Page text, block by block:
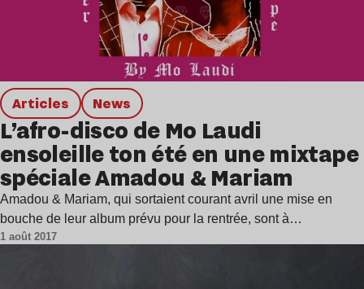
Articles news
L’afro-disco de Mo Laudi
ensoleille ton été en une mixtape
spéciale Amadou & Mariam
Amadou & Mariam, qui sortaient courant avril une mise en
bouche de leur album prévu pour la rentrée, sont à…
1 août 2017